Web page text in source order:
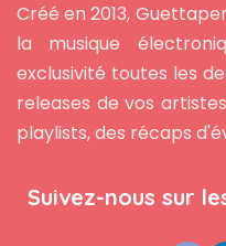
Créé en 2013,
la musique
exclusivité toutes les
releases de vos
playlists, des récaps
Suivez-nous sur